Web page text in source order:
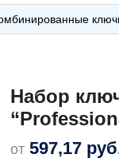
Набор
от 597,17